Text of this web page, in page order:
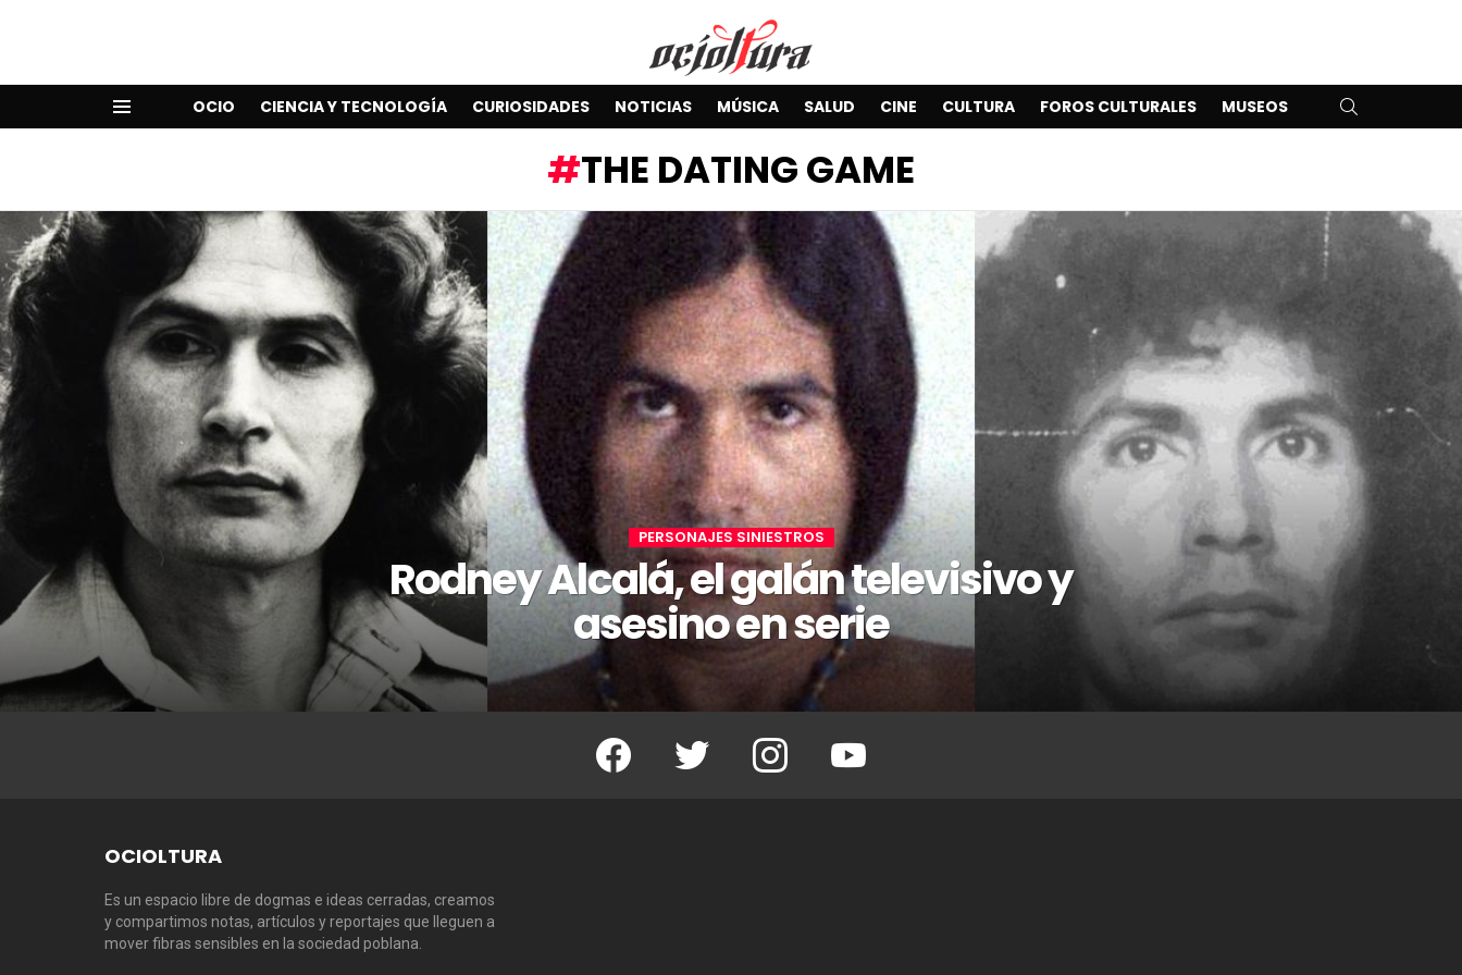
OCIO CIENCIA Y TECNOLOGÍA CURIOSIDADES NOTICIAS MÚSICA SALUD CINE CULTURA FOROS CULTURALES MUSEOS
THE DATING GAME
PERSONAJES SINIESTROS
Rodney Alcalá, el galán televisivo y
asesino en serie
Facebook Twitter Instagram Youtube
OCIOLTURA
Es un espacio libre de dogmas e ideas cerradas, creamos
y compartimos notas, artículos y reportajes que lleguen a
mover fibras sensibles en la sociedad poblana.